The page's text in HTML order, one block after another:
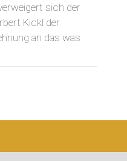
sich der
Kickl der
an das was